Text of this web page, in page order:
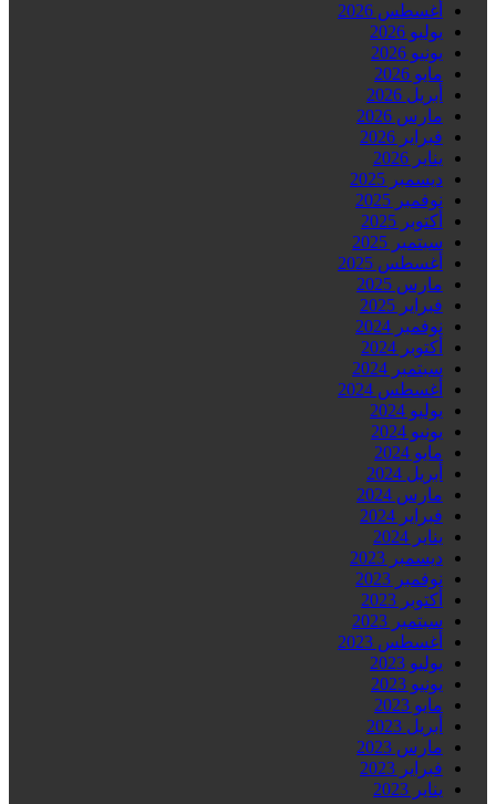
أغسطس 2026
يوليو 2026
يونيو 2026
مايو 2026
أبريل 2026
مارس 2026
فبراير 2026
يناير 2026
ديسمبر 2025
نوفمبر 2025
أكتوبر 2025
سبتمبر 2025
أغسطس 2025
مارس 2025
فبراير 2025
نوفمبر 2024
أكتوبر 2024
سبتمبر 2024
أغسطس 2024
يوليو 2024
يونيو 2024
مايو 2024
أبريل 2024
مارس 2024
فبراير 2024
يناير 2024
ديسمبر 2023
نوفمبر 2023
أكتوبر 2023
سبتمبر 2023
أغسطس 2023
يوليو 2023
يونيو 2023
مايو 2023
أبريل 2023
مارس 2023
فبراير 2023
يناير 2023